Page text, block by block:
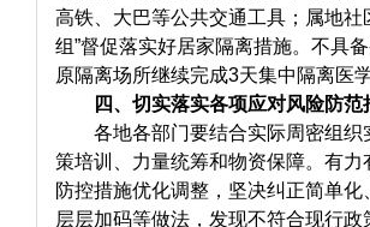
高铁、大巴等公共交通工具；属地社
组”督促落实好居家隔离措施。不具
原隔离场所继续完成3天集中隔离医学
四、切实落实各项应对风险防范
各地各部门要结合实际周密组织
策培训、力量统筹和物资保障。有力
防控措施优化调整，坚决纠正简单化
层层加码等做法，发现不符合现行政